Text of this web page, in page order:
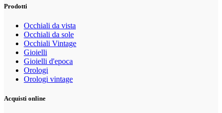
Prodotti
Occhiali da vista
Occhiali da sole
Occhiali Vintage
Gioielli
Gioielli d'epoca
Orologi
Orologi vintage
Acquisti online